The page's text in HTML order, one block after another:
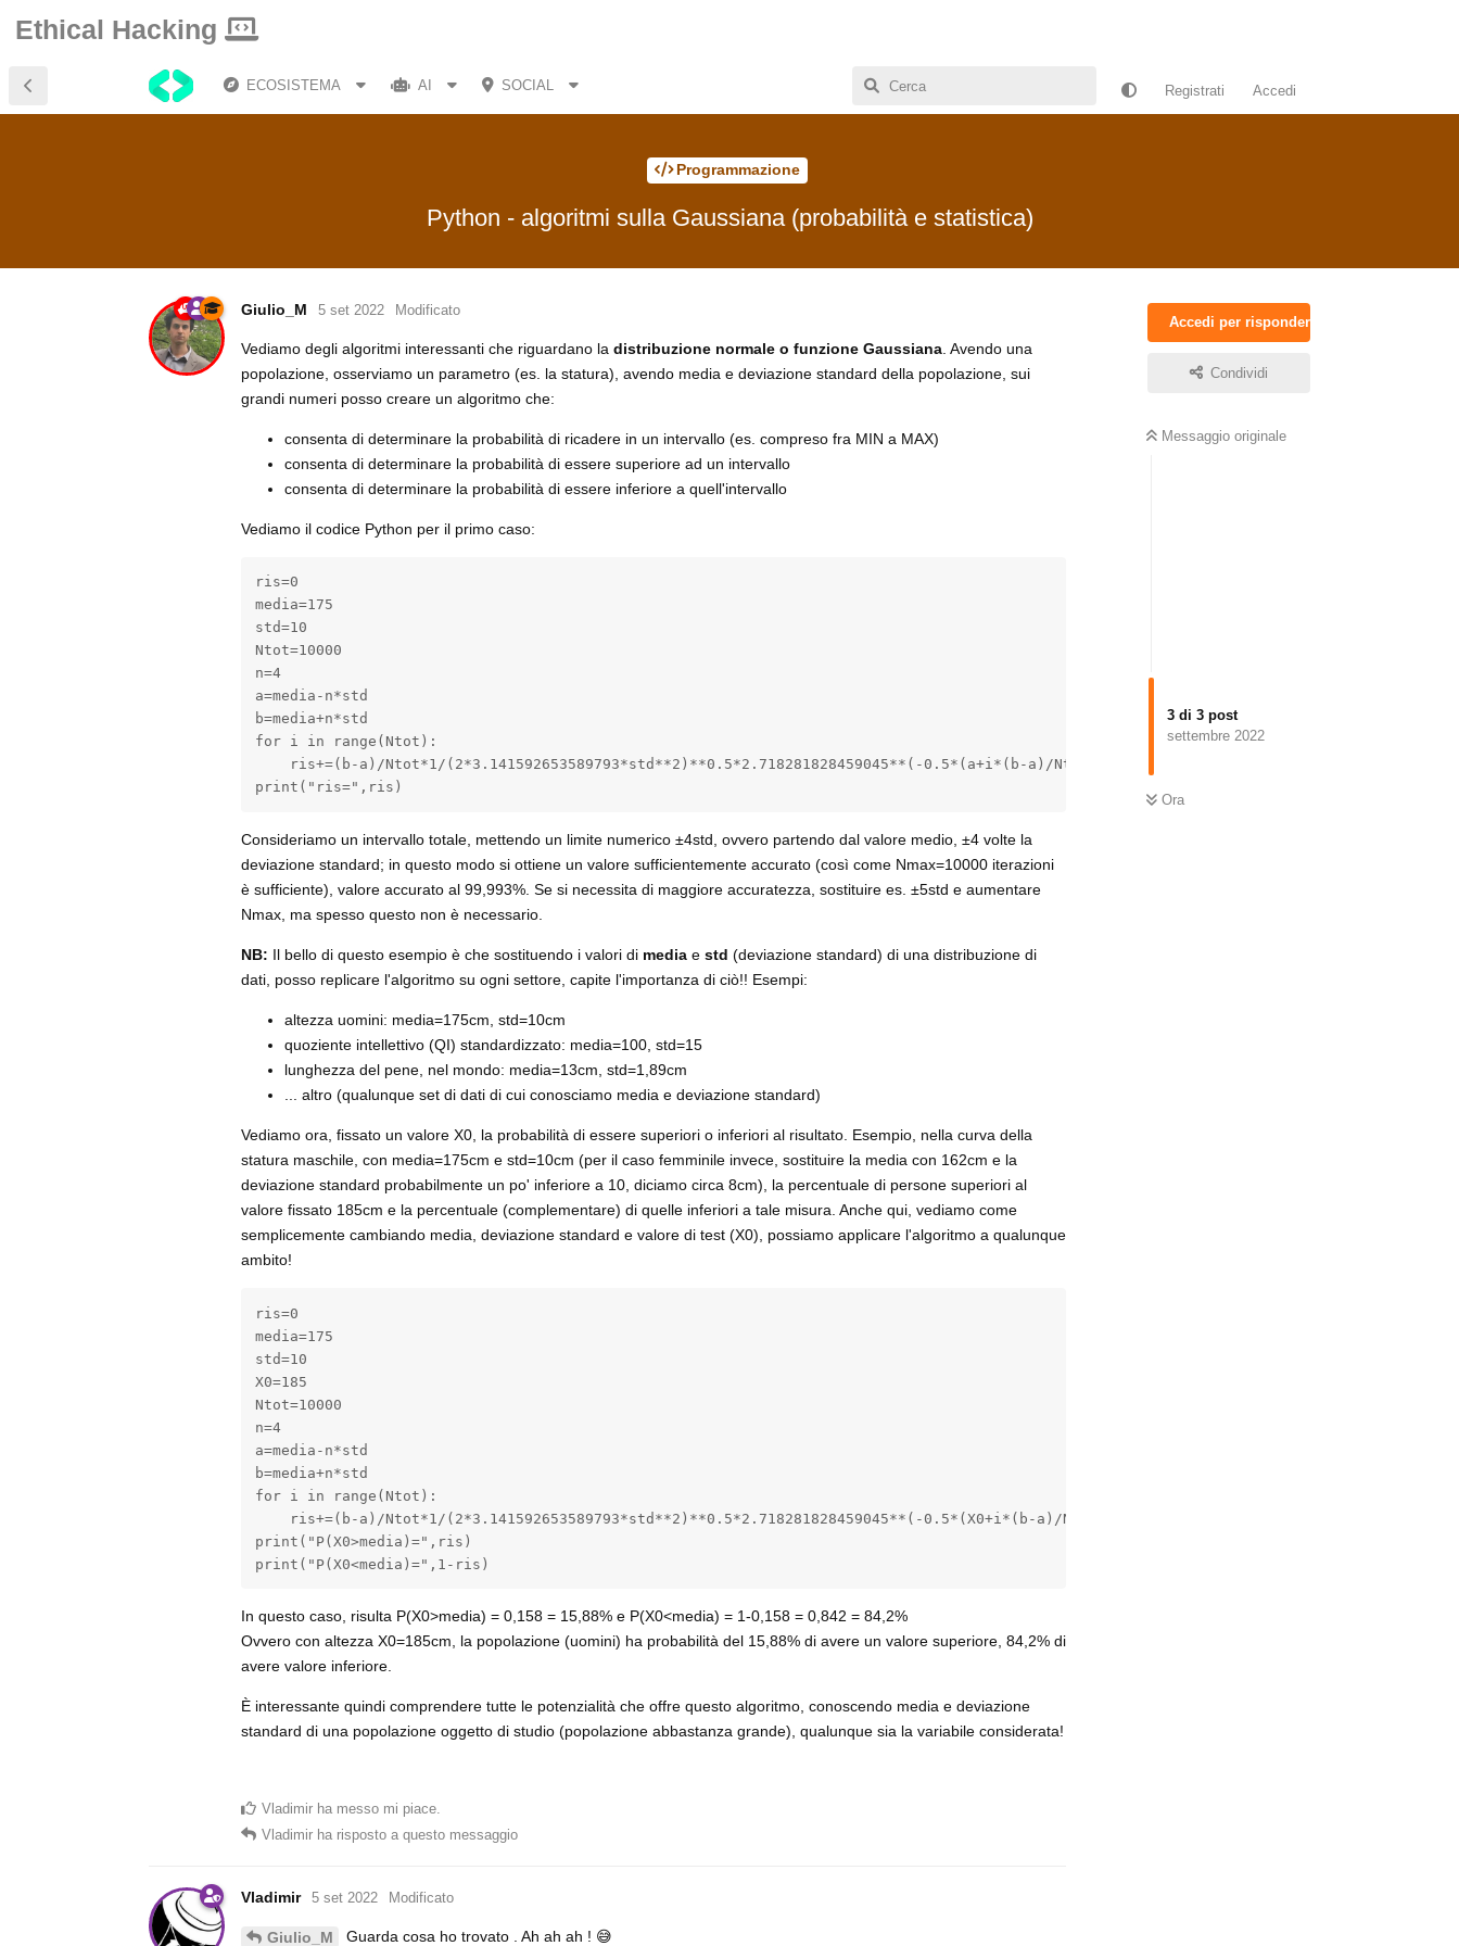
Ethical Hacking
ECOSISTEMA AI SOCIAL Registrati Accedi
Programmazione
Python - algoritmi sulla Gaussiana (probabilità e statistica)
Accedi per rispondere
Condividi
Messaggio originale
3 di 3 post
settembre 2022
Ora
Giulio_M 5 set 2022 Modificato
Vediamo degli algoritmi interessanti che riguardano la distribuzione normale o funzione Gaussiana . Avendo una
popolazione, osserviamo un parametro (es. la statura), avendo media e deviazione standard della popolazione, sui
grandi numeri posso creare un algoritmo che:
consenta di determinare la probabilità di ricadere in un intervallo (es. compreso fra MIN a MAX)
consenta di determinare la probabilità di essere superiore ad un intervallo
consenta di determinare la probabilità di essere inferiore a quell'intervallo
Vediamo il codice Python per il primo caso:
ris=0
media=175
std=10
Ntot=10000
n=4
a=media-n*std
b=media+n*std
for i in range(Ntot):
    ris+=(b-a)/Ntot*1/(2*3.141592653589793*std**2)**0.5*2.718281828459045**(-0.5*(a+i*(b-a)/Ntot-media)**2/std**2)
print("ris=",ris)
Consideriamo un intervallo totale, mettendo un limite numerico ±4std, ovvero partendo dal valore medio, ±4 volte la
deviazione standard; in questo modo si ottiene un valore sufficientemente accurato (così come Nmax=10000 iterazioni
è sufficiente), valore accurato al 99,993%. Se si necessita di maggiore accuratezza, sostituire es. ±5std e aumentare
Nmax, ma spesso questo non è necessario.
NB: Il bello di questo esempio è che sostituendo i valori di media e std (deviazione standard) di una distribuzione di
dati, posso replicare l'algoritmo su ogni settore, capite l'importanza di ciò!! Esempi:
altezza uomini: media=175cm, std=10cm
quoziente intellettivo (QI) standardizzato: media=100, std=15
lunghezza del pene, nel mondo: media=13cm, std=1,89cm
... altro (qualunque set di dati di cui conosciamo media e deviazione standard)
Vediamo ora, fissato un valore X0, la probabilità di essere superiori o inferiori al risultato. Esempio, nella curva della
statura maschile, con media=175cm e std=10cm (per il caso femminile invece, sostituire la media con 162cm e la
deviazione standard probabilmente un po' inferiore a 10, diciamo circa 8cm), la percentuale di persone superiori al
valore fissato 185cm e la percentuale (complementare) di quelle inferiori a tale misura. Anche qui, vediamo come
semplicemente cambiando media, deviazione standard e valore di test (X0), possiamo applicare l'algoritmo a qualunque
ambito!
ris=0
media=175
std=10
X0=185
Ntot=10000
n=4
a=media-n*std
b=media+n*std
for i in range(Ntot):
    ris+=(b-a)/Ntot*1/(2*3.141592653589793*std**2)**0.5*2.718281828459045**(-0.5*(X0+i*(b-a)/Ntot-media)**2/std**2)
print("P(X0>media)=",ris)
print("P(X0<media)=",1-ris)
In questo caso, risulta P(X0>media) = 0,158 = 15,88% e P(X0<media) = 1-0,158 = 0,842 = 84,2%
Ovvero con altezza X0=185cm, la popolazione (uomini) ha probabilità del 15,88% di avere un valore superiore, 84,2% di
avere valore inferiore.
È interessante quindi comprendere tutte le potenzialità che offre questo algoritmo, conoscendo media e deviazione
standard di una popolazione oggetto di studio (popolazione abbastanza grande), qualunque sia la variabile considerata!
Vladimir ha messo mi piace.
Vladimir ha risposto a questo messaggio
Vladimir 5 set 2022 Modificato
Giulio_M Guarda cosa ho trovato . Ah ah ah ! 😅